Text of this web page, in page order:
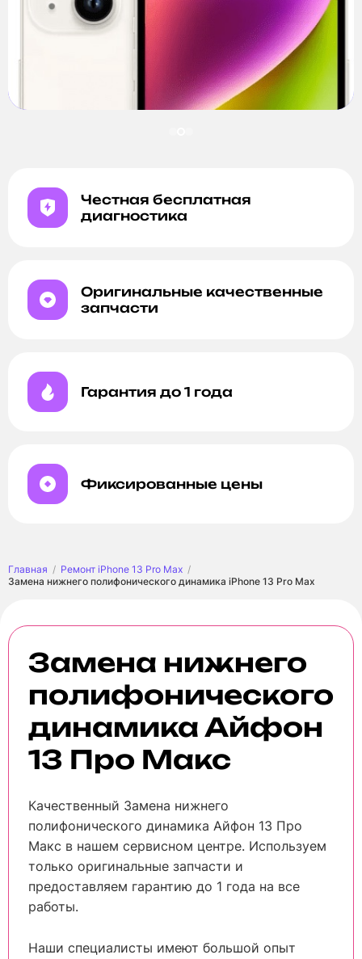
Честная бесплатная
диагностика
Оригинальные качественные
запчасти
Гарантия до 1 года
Фиксированные цены
Главная
Ремонт iPhone 13 Pro Max
Замена нижнего полифонического динамика iPhone 13 Pro Max
Замена нижнего
полифонического
динамика Айфон
13 Про Макс
Качественный Замена нижнего
полифонического динамика Айфон 13 Про
Макс в нашем сервисном центре. Используем
только оригинальные запчасти и
предоставляем гарантию до 1 года на все
работы.
Наши специалисты имеют большой опыт